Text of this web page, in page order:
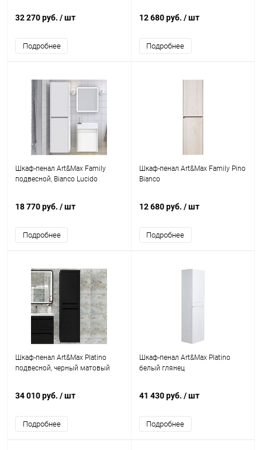
32 270 руб. / шт
Подробнее
12 680 руб. / шт
Подробнее
Шкаф-пенал Art&Max Family
подвесной, Bianco Lucido
18 770 руб. / шт
Подробнее
Шкаф-пенал Art&Max Family Pino
Bianco
12 680 руб. / шт
Подробнее
Шкаф-пенал Art&Max Platino
подвесной, черный матовый
34 010 руб. / шт
Подробнее
Шкаф-пенал Art&Max Platino
белый глянец
41 430 руб. / шт
Подробнее